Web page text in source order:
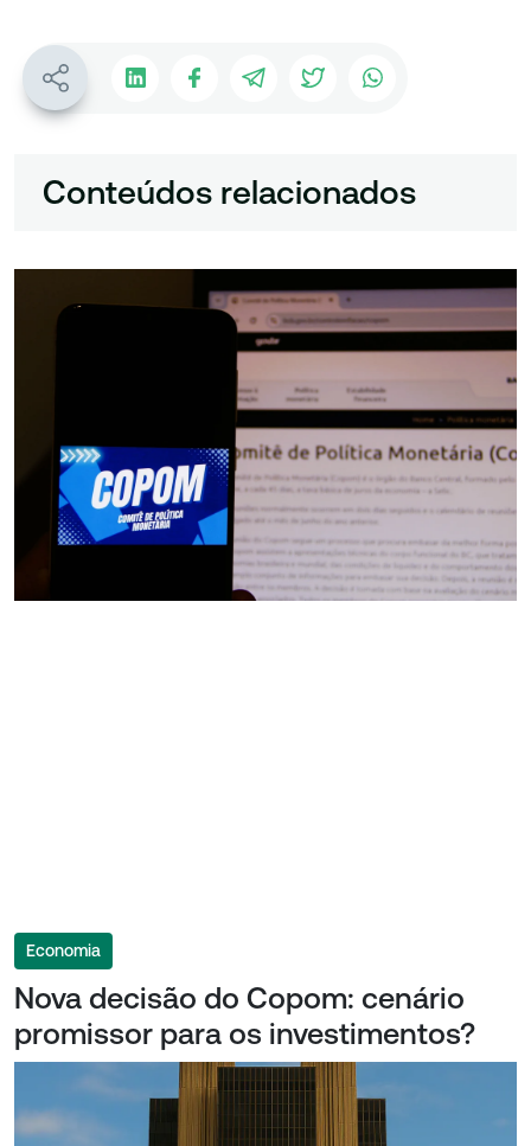
Conteúdos relacionados
Economia
Nova decisão do Copom: cenário
promissor para os investimentos?